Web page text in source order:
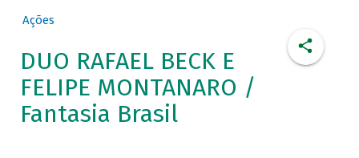
Ações
DUO RAFAEL BECK E
FELIPE MONTANARO /
Fantasia Brasil